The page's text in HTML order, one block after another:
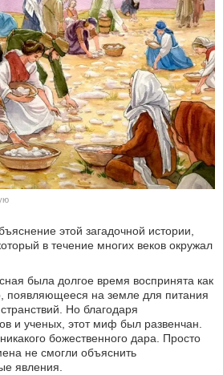
ОБЩЕСТВО
КУЛЬТУРА
НАУКА
СПОРТ
ШОУ-БИЗНЕС
И МОТО
ЭГОИЗМэтой загадочной истории,
в течение многих веков окружал
была долгое время воспринята как
появляющееся на земле для питания
Но благодаря
и ученых, этот миф был развенчан.
божественного дара. Просто
не смогли объяснить
явления.